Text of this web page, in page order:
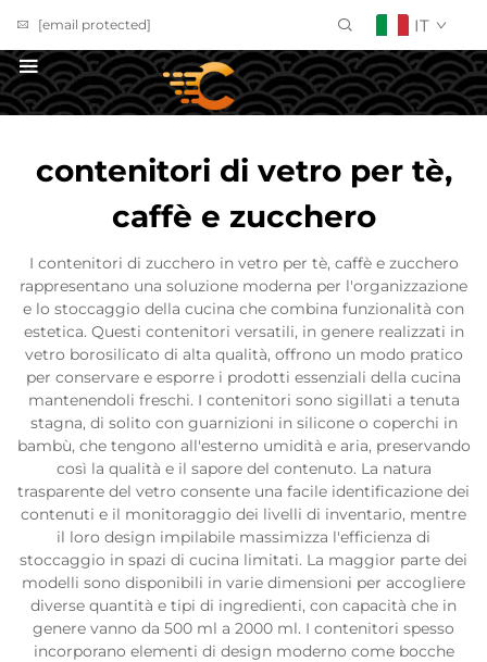
[email protected] IT
contenitori di vetro per tè,
caffè e zucchero
I contenitori di zucchero in vetro per tè, caffè e zucchero
rappresentano una soluzione moderna per l'organizzazione
e lo stoccaggio della cucina che combina funzionalità con
estetica. Questi contenitori versatili, in genere realizzati in
vetro borosilicato di alta qualità, offrono un modo pratico
per conservare e esporre i prodotti essenziali della cucina
mantenendoli freschi. I contenitori sono sigillati a tenuta
stagna, di solito con guarnizioni in silicone o coperchi in
bambù, che tengono all'esterno umidità e aria, preservando
così la qualità e il sapore del contenuto. La natura
trasparente del vetro consente una facile identificazione dei
contenuti e il monitoraggio dei livelli di inventario, mentre
il loro design impilabile massimizza l'efficienza di
stoccaggio in spazi di cucina limitati. La maggior parte dei
modelli sono disponibili in varie dimensioni per accogliere
diverse quantità e tipi di ingredienti, con capacità che in
genere vanno da 500 ml a 2000 ml. I contenitori spesso
incorporano elementi di design moderno come bocche